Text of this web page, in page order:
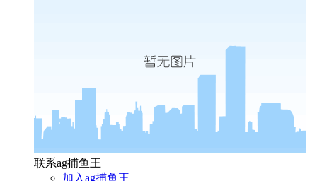
联系ag捕鱼王
加入ag捕鱼王